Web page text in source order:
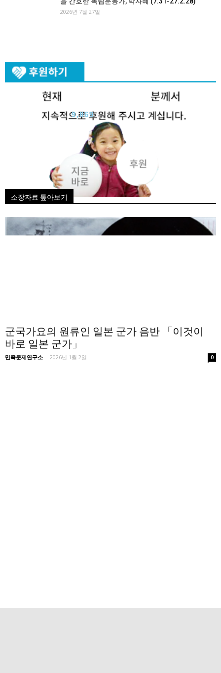
2026년 7월 27일
9,869
소장자료 톺아보기
군국가요의 원류인 일본 군가 음반 「이것이
바로 일본 군가」
민족문제연구소 - 2026년 1월 2일 0